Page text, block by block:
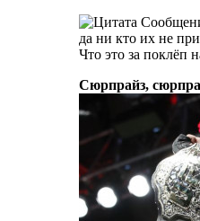
да ни кто их не
Что это за поклёп
Сюрпрайз,